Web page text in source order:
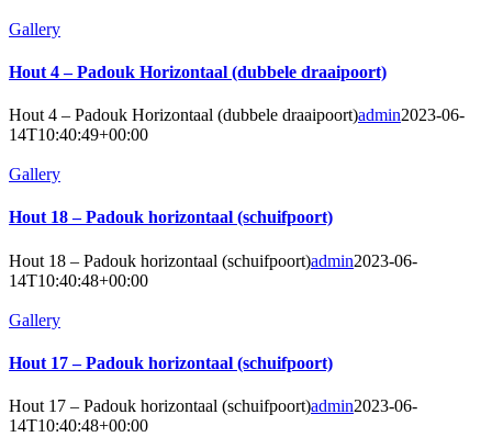
Gallery
Hout 4 – Padouk Horizontaal (dubbele draaipoort)
Hout 4 – Padouk Horizontaal (dubbele draaipoort)admin2023-06-
14T10:40:49+00:00
Gallery
Hout 18 – Padouk horizontaal (schuifpoort)
Hout 18 – Padouk horizontaal (schuifpoort)admin2023-06-
14T10:40:48+00:00
Gallery
Hout 17 – Padouk horizontaal (schuifpoort)
Hout 17 – Padouk horizontaal (schuifpoort)admin2023-06-
14T10:40:48+00:00